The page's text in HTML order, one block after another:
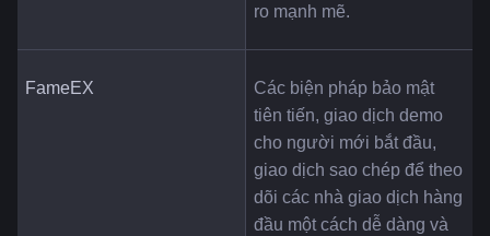
ro mạnh mẽ.
FameEX
Các biện pháp bảo mật
tiên tiến, giao dịch demo
cho người mới bắt đầu,
giao dịch sao chép để theo
dõi các nhà giao dịch hàng
đầu một cách dễ dàng và